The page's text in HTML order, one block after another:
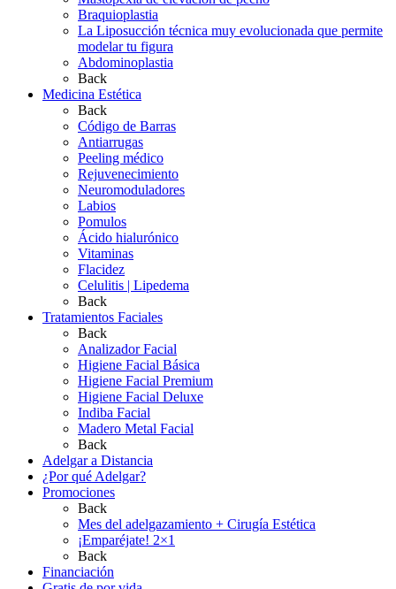
Braquioplastia
La Liposucción técnica muy evolucionada que permite
modelar tu figura
Abdominoplastia
Back
Medicina Estética
Back
Código de Barras
Antiarrugas
Peeling médico
Rejuvenecimiento
Neuromoduladores
Labios
Pomulos
Ácido hialurónico
Vitaminas
Flacidez
Celulitis | Lipedema
Back
Tratamientos Faciales
Back
Analizador Facial
Higiene Facial Básica
Higiene Facial Premium
Higiene Facial Deluxe
Indiba Facial
Madero Metal Facial
Back
Adelgar a Distancia
¿Por qué Adelgar?
Promociones
Back
Mes del adelgazamiento + Cirugía Estética
¡Emparéjate! 2×1
Back
Financiación